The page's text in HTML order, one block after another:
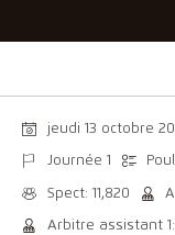
jeudi 13 octobre
Journée 1
Spect: 11,820
Arbitre assistant